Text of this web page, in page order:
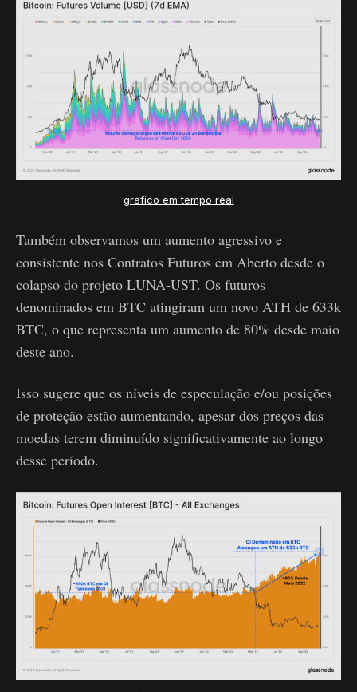
grafico em tempo real
Também observamos um aumento agressivo e
consistente nos Contratos Futuros em Aberto desde o
colapso do projeto LUNA-UST. Os futuros
denominados em BTC atingiram um novo ATH de 633k
BTC, o que representa um aumento de 80% desde maio
deste ano.
Isso sugere que os níveis de especulação e/ou posições
de proteção estão aumentando, apesar dos preços das
moedas terem diminuído significativamente ao longo
desse período.